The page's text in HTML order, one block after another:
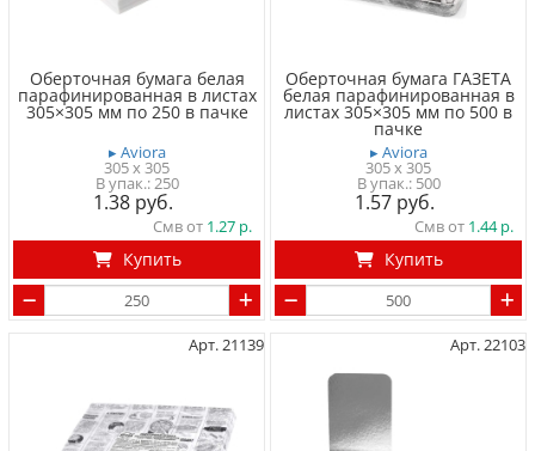
Оберточная бумага белая
парафинированная в листах
305×305 мм по 250 в пачке
▸ Aviora
305 x 305
250
1.38
Смв от 1.27
Купить
Оберточная бумага ГАЗЕТА
белая парафинированная в
листах 305×305 мм по 500 в
пачке
▸ Aviora
305 x 305
500
1.57
Смв от 1.44
Купить
Арт. 21139 Арт. 22103